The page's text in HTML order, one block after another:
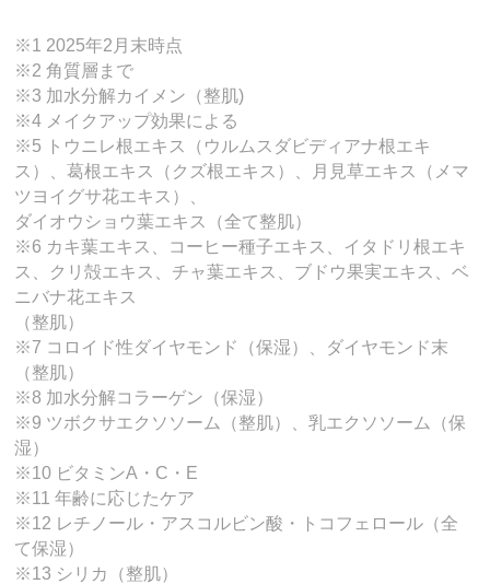
※1 2025年2月末時点
※2 角質層まで
※3 加水分解カイメン（整肌)
※4 メイクアップ効果による
※5 トウニレ根エキス（ウルムスダビディアナ根エキ
ス）、葛根エキス（クズ根エキス）、月見草エキス（メマ
ツヨイグサ花エキス）、
ダイオウショウ葉エキス（全て整肌）
※6 カキ葉エキス、コーヒー種子エキス、イタドリ根エキ
ス、クリ殻エキス、チャ葉エキス、ブドウ果実エキス、ベ
ニバナ花エキス
（整肌）
※7 コロイド性ダイヤモンド（保湿）、ダイヤモンド末
（整肌）
※8 加水分解コラーゲン（保湿）
※9 ツボクサエクソソーム（整肌）、乳エクソソーム（保
湿）
※10 ビタミンA・C・E
※11 年齢に応じたケア
※12 レチノール・アスコルビン酸・トコフェロール（全
て保湿）
※13 シリカ（整肌）